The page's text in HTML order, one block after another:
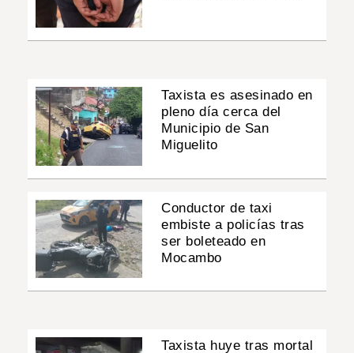
Taxista es asesinado en
pleno día cerca del
Municipio de San
Miguelito
Conductor de taxi
embiste a policías tras
ser boleteado en
Mocambo
Taxista huye tras mortal